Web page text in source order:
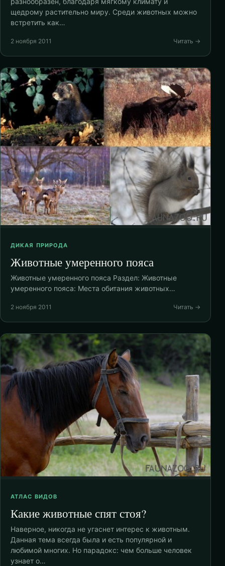
щедрому растительно миру. Среди животных можно
встретить как…
2 ноября 2011 Читать →
ДИКАЯ ПРИРОДА
Животные умеренного пояса
Животные умеренного пояса Раздел: Животные
умеренного пояса: Места обитания животных…
2 ноября 2011 Читать →
АТЛАС ВИДОВ
Какие животные спят стоя?
Наверное, никогда не угаснет интерес к животным.
Данная тема всегда была и есть популярной и
любимой многих. Но парадокс: чем больше человек
узнает о…